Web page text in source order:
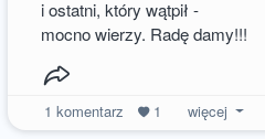
i ostatni, który wątpił -
mocno wierzy. Radę damy!!!
1 komentarz 1 więcej